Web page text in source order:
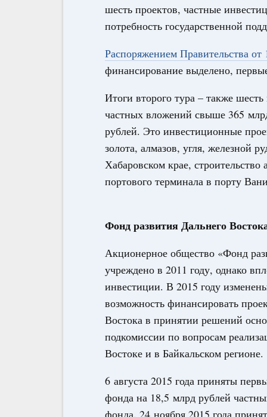
шесть проектов, частные
потребность государственной
Распоряжением Правительства
финансирование выделено,
Итоги второго тура – также
частных вложений свыше 365
рублей. Это инвестиционные
золота, алмазов, угля, железной
Хабаровском крае,
портового терминала в порту
Фонд развития Дальнего
Акционерное общество «Фонд
учреждено в 2011 году, однако
инвестиции. В 2015 году
возможность финансировать
Востока в принятии решений
подкомиссии по вопросам
Востоке и в Байкальском регионе.
6 августа 2015 года приняты
фонда на 18,5 млрд рублей
фонда. 24 ноября 2015 года